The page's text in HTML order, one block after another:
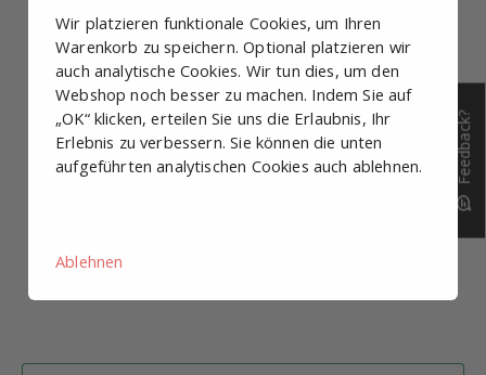
Wir platzieren funktionale Cookies, um Ihren
Warenkorb zu speichern. Optional platzieren wir
auch analytische Cookies. Wir tun dies, um den
Webshop noch besser zu machen. Indem Sie auf
„OK“ klicken, erteilen Sie uns die Erlaubnis, Ihr
Erlebnis zu verbessern. Sie können die unten
aufgeführten analytischen Cookies auch ablehnen.
Ablehnen
Feedback?